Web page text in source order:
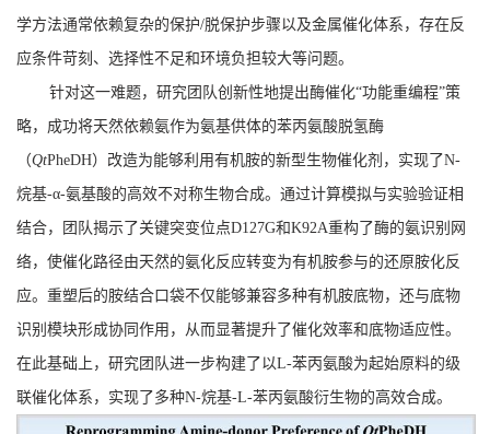
学方法通常依赖复杂的保护/脱保护步骤以及金属催化体系，存在反
应条件苛刻、选择性不足和环境负担较大等问题。
针对这一难题，研究团队创新性地提出酶催化“功能重编程”策
略，成功将天然依赖氨作为氨基供体的苯丙氨酸脱氢酶
（QtPheDH）改造为能够利用有机胺的新型生物催化剂，实现了N-
烷基-α-氨基酸的高效不对称生物合成。通过计算模拟与实验验证相
结合，团队揭示了关键突变位点D127G和K92A重构了酶的氨识别网
络，使催化路径由天然的氨化反应转变为有机胺参与的还原胺化反
应。重塑后的胺结合口袋不仅能够兼容多种有机胺底物，还与底物
识别模块形成协同作用，从而显著提升了催化效率和底物适应性。
在此基础上，研究团队进一步构建了以L-苯丙氨酸为起始原料的级
联催化体系，实现了多种N-烷基-L-苯丙氨酸衍生物的高效合成。